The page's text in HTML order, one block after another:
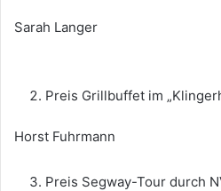
Sarah Langer
Preis Grillbuffet im
Horst Fuhrmann
Preis Segway-Tour durch